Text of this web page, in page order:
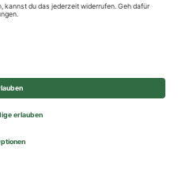
- All rights reserved